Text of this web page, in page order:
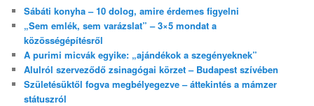
Sábáti konyha – 10 dolog, amire érdemes figyelni
„Sem emlék, sem varázslat” – 3×5 mondat a
közösségépítésről
A purimi micvák egyike: „ajándékok a szegényeknek”
Alulról szerveződő zsinagógai körzet – Budapest szívében
Születésüktől fogva megbélyegezve – áttekintés a mámzer
státuszról